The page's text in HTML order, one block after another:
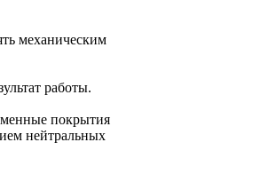
механическим
работы.
покрытия
нейтральных